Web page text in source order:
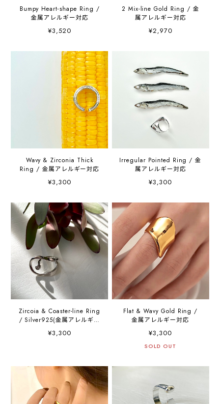
Bumpy Heart-shape Ring /
金属アレルギー対応
¥3,520
2 Mix-line Gold Ring / 金
属アレルギー対応
¥2,970
Wavy & Zirconia Thick
Ring / 金属アレルギー対応
¥3,300
Irregular Pointed Ring / 金
属アレルギー対応
¥3,300
Zircoia & Coaster-line Ring
/ Silver925(金属アレルギー
対応)
¥3,300
Flat & Wavy Gold Ring /
金属アレルギー対応
¥3,300
SOLD OUT